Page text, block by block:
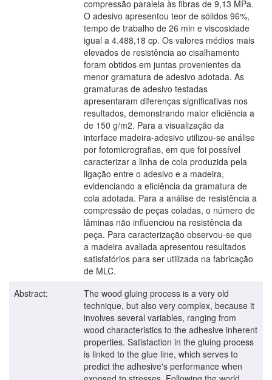
compressão paralela às fibras de 9,13 MPa.
O adesivo apresentou teor de sólidos 96%,
tempo de trabalho de 26 min e viscosidade
igual a 4.488,18 cp. Os valores médios mais
elevados de resistência ao cisalhamento
foram obtidos em juntas provenientes da
menor gramatura de adesivo adotada. As
gramaturas de adesivo testadas
apresentaram diferenças significativas nos
resultados, demonstrando maior eficiência a
de 150 g/m2. Para a visualização da
interface madeira-adesivo utilizou-se análise
por fotomicrografias, em que foi possível
caracterizar a linha de cola produzida pela
ligação entre o adesivo e a madeira,
evidenciando a eficiência da gramatura de
cola adotada. Para a análise de resistência a
compressão de peças coladas, o número de
lâminas não influenciou na resistência da
peça. Para caracterização observou-se que
a madeira avaliada apresentou resultados
satisfatórios para ser utilizada na fabricação
de MLC.
Abstract:
The wood gluing process is a very old
technique, but also very complex, because it
involves several variables, ranging from
wood characteristics to the adhesive inherent
properties. Satisfaction in the gluing process
is linked to the glue line, which serves to
predict the adhesive's performance when